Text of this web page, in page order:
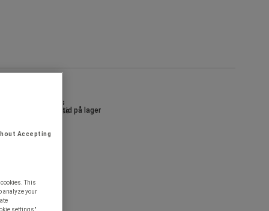
Alltid på lager
Accepting
This
analyze your
settings".